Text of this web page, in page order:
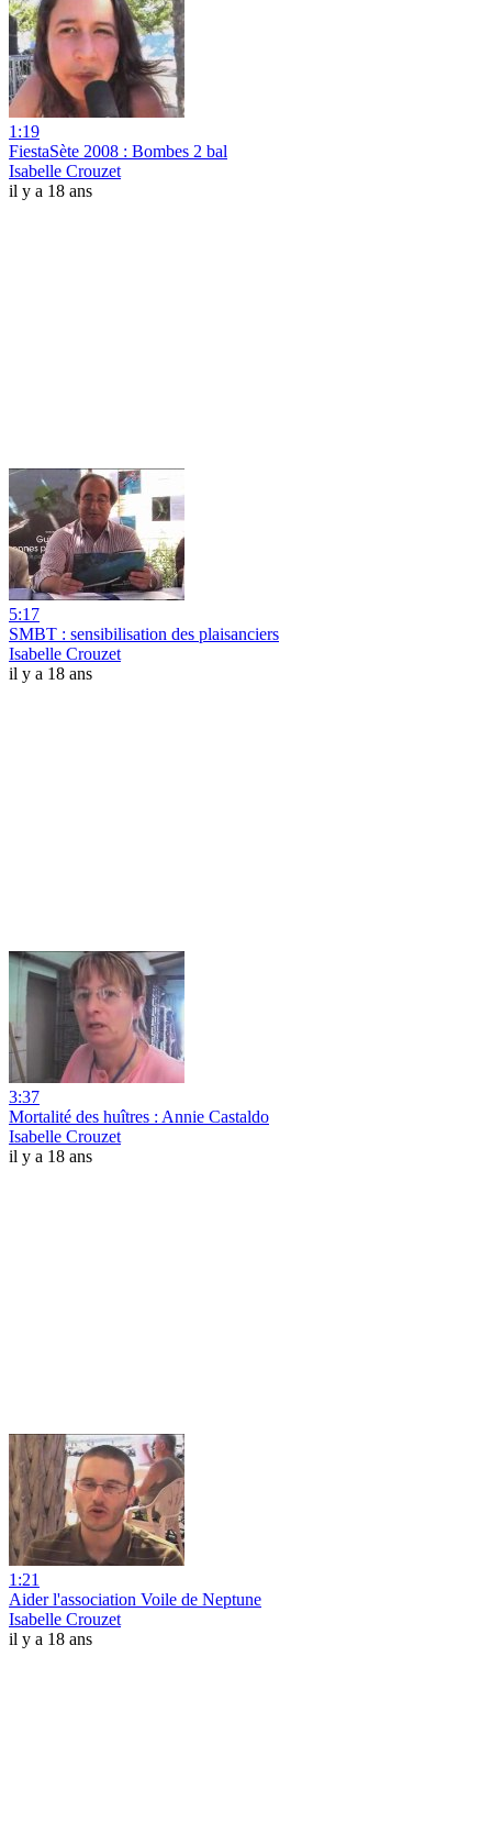
1:19
FiestaSète 2008 : Bombes 2 bal
Isabelle Crouzet
il y a 18 ans
5:17
SMBT : sensibilisation des plaisanciers
Isabelle Crouzet
il y a 18 ans
3:37
Mortalité des huîtres : Annie Castaldo
Isabelle Crouzet
il y a 18 ans
1:21
Aider l'association Voile de Neptune
Isabelle Crouzet
il y a 18 ans